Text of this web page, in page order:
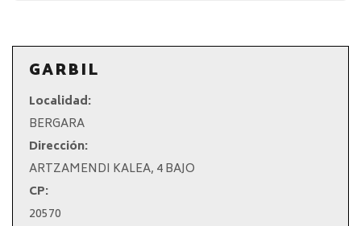
GARBIL
Localidad:
BERGARA
Dirección:
ARTZAMENDI KALEA, 4 BAJO
CP:
20570